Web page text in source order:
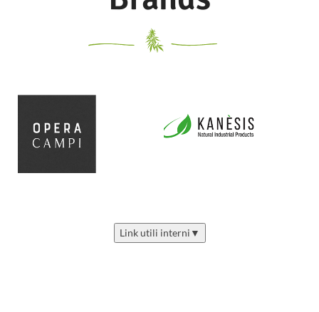
Link utili interni ▼